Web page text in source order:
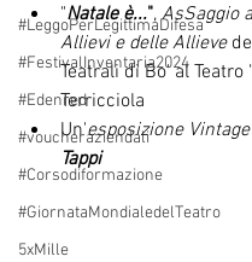
#LeggoPerLegittimaDifesa
#FestivalInventaria2024
#Edenred
#voucheraziendali
#Corsodiformazione
#GiornataMondialedelTeatro
5xMille
"Natale è...", AsSaggio
Allievi e delle Allieve
Teatrali di Bo' al Teatro
Terricciola
Un'esposizione Vintage
Tappi